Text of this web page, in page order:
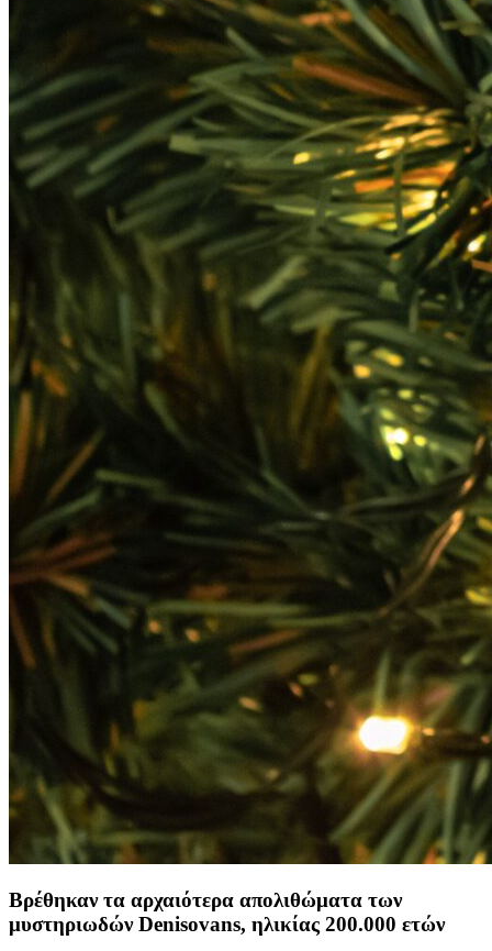
Βρέθηκαν τα αρχαιότερα απολιθώματα των
μυστηριωδών Denisovans, ηλικίας 200.000 ετών